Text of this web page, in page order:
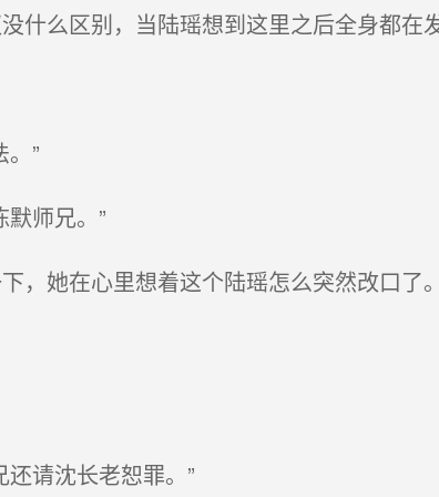
么区别，当陆瑶想到这里之后全身都在发
”
师兄。”
她在心里想着这个陆瑶怎么突然改口了。
请沈长老恕罪。”